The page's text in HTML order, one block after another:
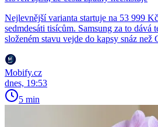
Nejlevnější varianta startuje na 53 999
sedmdesáti tisícům. Samsung za to dává
složeném stavu vejde do kapsy snáz než
Mobify.cz
dnes, 19:53
5 min